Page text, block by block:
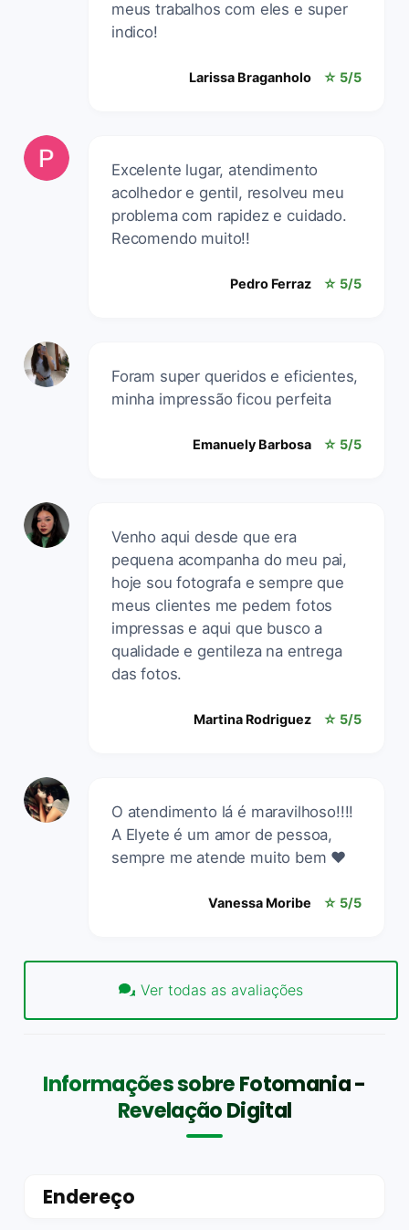
meus trabalhos com eles e super
indico!
Larissa Braganholo ☆ 5/5
Excelente lugar, atendimento
acolhedor e gentil, resolveu meu
problema com rapidez e cuidado.
Recomendo muito!!
Pedro Ferraz ☆ 5/5
Foram super queridos e eficientes,
minha impressão ficou perfeita
Emanuely Barbosa ☆ 5/5
Venho aqui desde que era
pequena acompanha do meu pai,
hoje sou fotografa e sempre que
meus clientes me pedem fotos
impressas e aqui que busco a
qualidade e gentileza na entrega
das fotos.
Martina Rodriguez ☆ 5/5
O atendimento lá é maravilhoso!!!!
A Elyete é um amor de pessoa,
sempre me atende muito bem ❤️
Vanessa Moribe ☆ 5/5
Ver todas as avaliações
Informações sobre Fotomania -
Revelação Digital
Endereço